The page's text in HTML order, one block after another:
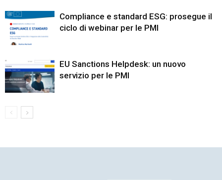
Compliance e standard ESG: prosegue il
ciclo di webinar per le PMI
EU Sanctions Helpdesk: un nuovo
servizio per le PMI